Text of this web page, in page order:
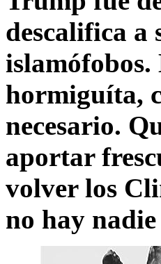
descalifica a
hormiguíta,
necesario.
aportar
volver los
no hay nadie